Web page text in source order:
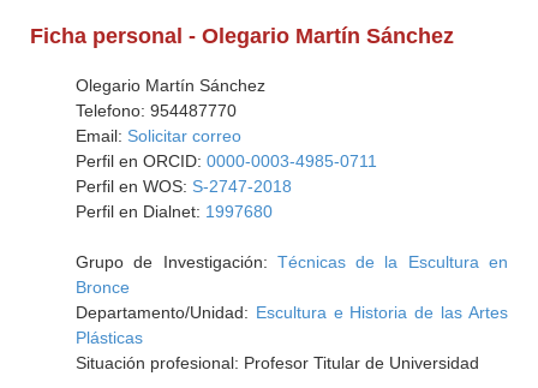
Ficha personal - Olegario Martín Sánchez
Olegario Martín Sánchez
Telefono: 954487770
Email: Solicitar correo
Perfil en ORCID: 0000-0003-4985-0711
Perfil en WOS: S-2747-2018
Perfil en Dialnet: 1997680
Grupo de Investigación: Técnicas de la Escultura en
Bronce
Departamento/Unidad: Escultura e Historia de las Artes
Plásticas
Situación profesional: Profesor Titular de Universidad